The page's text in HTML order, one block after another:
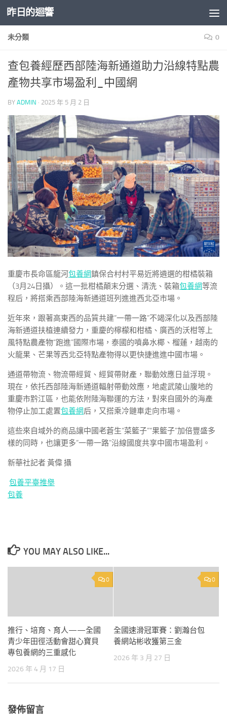
Skip to content
昨日的迴響
未分類 0
查包養經歷西部陸海新通道助力沿線特點農
產物共享市場盈利_中國網
BY ADMIN · 2025 年 5 月 2 日
重慶市長命區龍河包養網鎮保合村村平易近將遴選的柑橘裝箱
（3月24日攝）。這一批柑橘顛末分選、清洗、裝箱包養網等流
程后，將搭乘西部陸海新通道班列進進西北亞市場。
近年來，跟著高東西的品質共建“一帶一路”不竭深化以及西部陸
海新通道扶植連續發力，重慶的檸檬和柑橘、廣西的沃柑等上
風特點農產物“跑進”國際市場，泰國的噴鼻水椰、榴蓮，越南的
火龍果、芒果等西北亞特點產物得以更快捷進進中國市場。
通道帶物流、物流帶經貿、經貿帶財產，聯動效應日益浮現。
現在，依托西部陸海新通道輻射帶動效應，地處武陵山腹地的
重慶市黔江區，也能依附陸海聯運的方法，對來自國外的海產
物停止加工處置包養網后，又搭乘冷鏈車走向市場。
這些來自域外的商品讓中國老蒼生“菜籃子”“果籃子”加倍豐盛多
樣的同時，也讓更多“一帶一路”沿線國度共享中國市場盈利。
新華社記者 黃偉 攝
包養平臺推舉
包養
YOU MAY ALSO LIKE...
0
推行、培育、育人——全國
青少年田徑活動會甜心寶貝
專包養網的三重感化
2026 年 4 月 17 日
0
全國速滑冠軍賽：劉瀚台包
養網站彬收獲第三金
2026 年 3 月 27 日
發佈留言